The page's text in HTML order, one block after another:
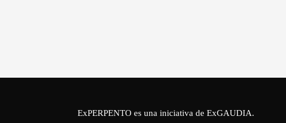
ExPERPENTO es una iniciativa de ExGAUDIA.